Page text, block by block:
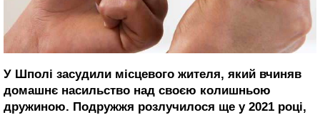
У Шполі засудили місцевого жителя, який вчиняв
домашнє насильство над своєю колишньою
дружиною. Подружжя розлучилося ще у 2021 році,